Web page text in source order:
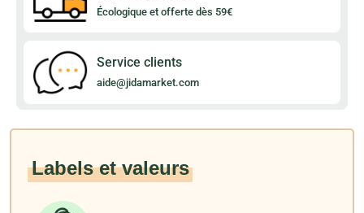
Écologique et offerte dès 59€
Service clients
aide@jidamarket.com
Labels et valeurs